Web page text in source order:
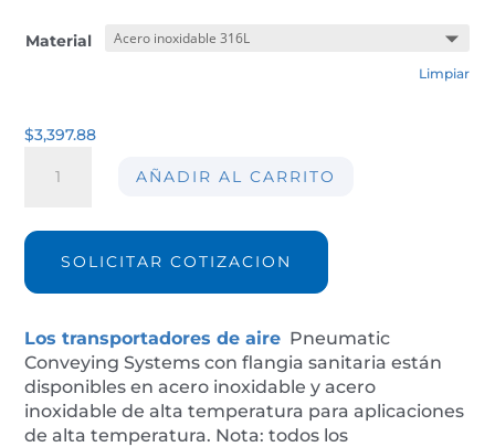
Material
Limpiar
$3,397.88
con
brida
sanitaria
CONV06SAN-
316L
cantidad
AÑADIR AL CARRITO
SOLICITAR COTIZACION
Los transportadores de aire Pneumatic
Conveying Systems con flangia sanitaria están
disponibles en acero inoxidable y acero
inoxidable de alta temperatura para aplicaciones
de alta temperatura. Nota: todos los